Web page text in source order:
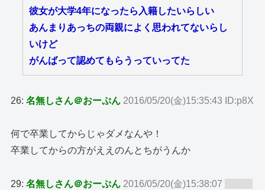
彼女が大学4年になったら入籍したいらしい
あんまりあっちの両親によく思われてないらし
いけど
がんばって認めてもらうっていってた
26:名無しさん＠おーぷん 2016/05/20(金)15:35:43 ID:p8X
何で卒業してからじゃダメなんや！
卒業してからの方がええのんとちがうんか
29:名無しさん＠おーぷん 2016/05/20(金)15:38:07